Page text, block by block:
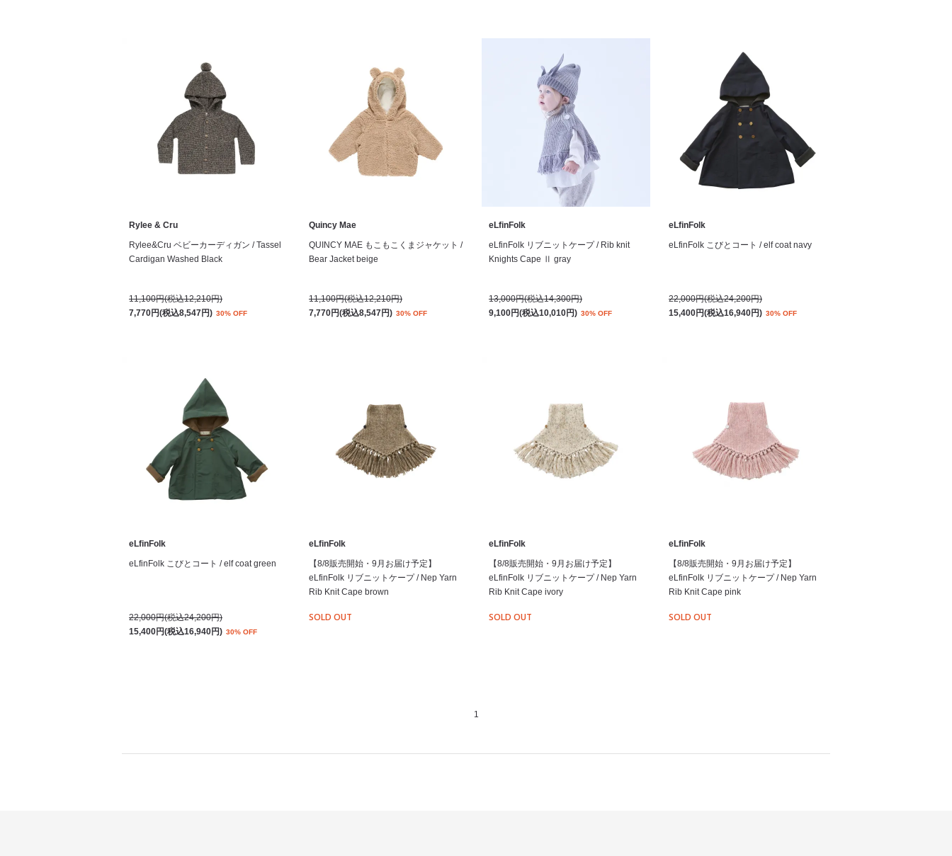
Rylee & Cru
Rylee&Cru ベビーカーディガン / Tassel
Cardigan Washed Black
11,100円(税込12,210円)
7,770円(税込8,547円) 30% OFF
Quincy Mae
QUINCY MAE もこもこくまジャケット /
Bear Jacket beige
11,100円(税込12,210円)
7,770円(税込8,547円) 30% OFF
eLfinFolk
eLfinFolk リブニットケープ / Rib knit
Knights Cape Ⅱ gray
13,000円(税込14,300円)
9,100円(税込10,010円) 30% OFF
eLfinFolk
eLfinFolk こびとコート / elf coat navy
22,000円(税込24,200円)
15,400円(税込16,940円) 30% OFF
eLfinFolk
eLfinFolk こびとコート / elf coat green
22,000円(税込24,200円)
15,400円(税込16,940円) 30% OFF
eLfinFolk
【8/8販売開始・9月お届け予定】
eLfinFolk リブニットケープ / Nep Yarn
Rib Knit Cape brown
SOLD OUT
eLfinFolk
【8/8販売開始・9月お届け予定】
eLfinFolk リブニットケープ / Nep Yarn
Rib Knit Cape ivory
SOLD OUT
eLfinFolk
【8/8販売開始・9月お届け予定】
eLfinFolk リブニットケープ / Nep Yarn
Rib Knit Cape pink
SOLD OUT
1